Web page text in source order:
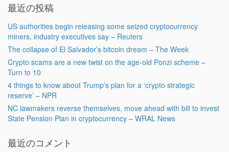
最近の投稿
US authorities begin releasing some seized cryptocurrency
miners, industry executives say – Reuters
The collapse of El Salvador’s bitcoin dream – The Week
Crypto scams are a new twist on the age-old Ponzi scheme –
Turn to 10
4 things to know about Trump’s plan for a ‘crypto strategic
reserve’ – NPR
NC lawmakers reverse themselves, move ahead with bill to invest
State Pension Plan in cryptocurrency – WRAL News
最近のコメント